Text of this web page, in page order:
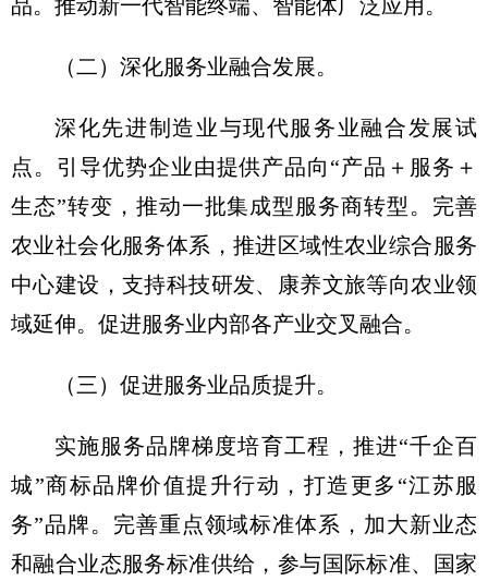
品。推动新一代智能终端、智能体广泛应用。
（二）深化服务业融合发展。
深化先进制造业与现代服务业融合发展试
点。引导优势企业由提供产品向“产品＋服务＋
生态”转变，推动一批集成型服务商转型。完善
农业社会化服务体系，推进区域性农业综合服务
中心建设，支持科技研发、康养文旅等向农业领
域延伸。促进服务业内部各产业交叉融合。
（三）促进服务业品质提升。
实施服务品牌梯度培育工程，推进“千企百
城”商标品牌价值提升行动，打造更多“江苏服
务”品牌。完善重点领域标准体系，加大新业态
和融合业态服务标准供给，参与国际标准、国家